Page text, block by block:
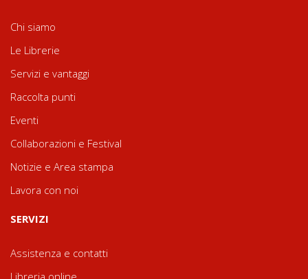
Chi siamo
Le Librerie
Servizi e vantaggi
Raccolta punti
Eventi
Collaborazioni e Festival
Notizie e Area stampa
Lavora con noi
SERVIZI
Assistenza e contatti
Libreria online